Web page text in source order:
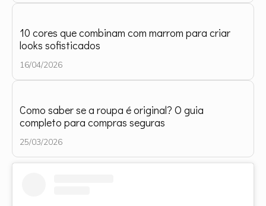
10 cores que combinam com marrom para criar
looks sofisticados
16/04/2026
Como saber se a roupa é original? O guia
completo para compras seguras
25/03/2026